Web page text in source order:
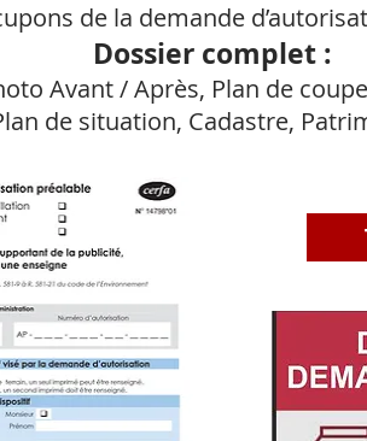
de la demande
Dossier complet :
Avant / Après, Plan de
de situation, Cadastre,